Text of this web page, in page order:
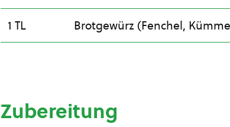
1 TL Brotgewürz (Fenchel,
Zubereitung